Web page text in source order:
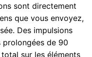
sont directement
que vous envoyez,
Des impulsions
prolongées de 90
sur les éléments